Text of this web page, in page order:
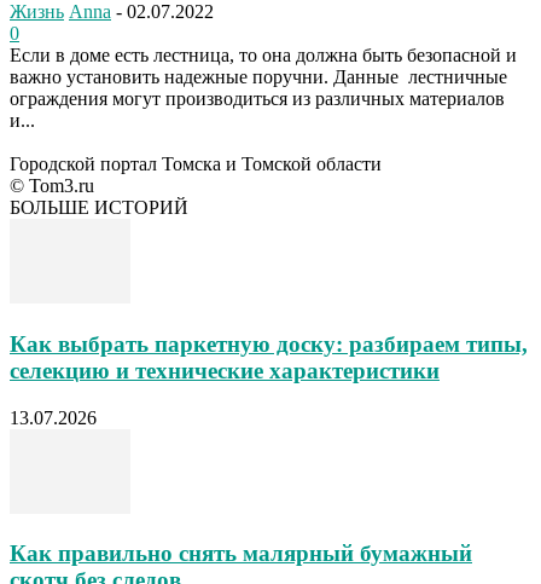
Жизнь Anna - 02.07.2022
0
Если в доме есть лестница, то она должна быть безопасной и
важно установить надежные поручни. Данные лестничные
ограждения могут производиться из различных материалов
и...
Городской портал Томска и Томской области
© Tom3.ru
БОЛЬШЕ ИСТОРИЙ
Как выбрать паркетную доску: разбираем типы,
селекцию и технические характеристики
13.07.2026
Как правильно снять малярный бумажный